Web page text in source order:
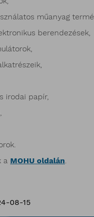
műanyag
berendezések,
irodai papír,
a MOHU oldalán
08-15